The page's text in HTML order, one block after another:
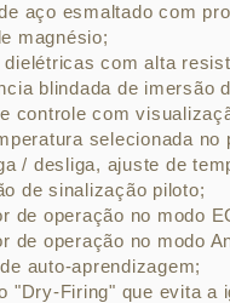
aço esmaltado com
magnésio;
dielétricas com alta
blindada de imersão
controle com
selecionada
/ desliga, ajuste de
de sinalização piloto;
de operação no modo
de operação no modo
auto-aprendizagem;
"Dry-Firing" que evita a